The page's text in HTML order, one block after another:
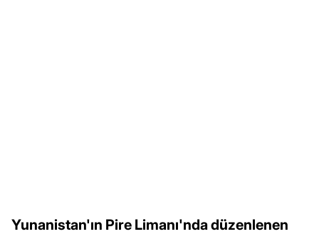
Yunanistan'ın Pire Limanı'nda düzenlenen